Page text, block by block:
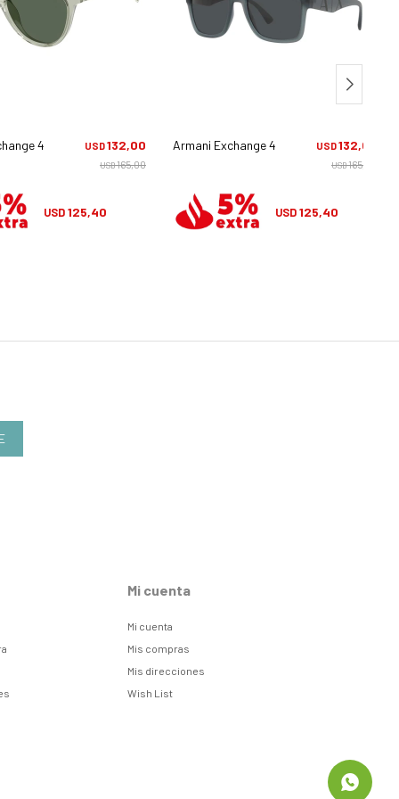
4148su - 836071
USD132,00
USD165,00
USD125,40
Armani Exchange 4113s - 816587
USD132,00
USD165,00
USD125,40
Mi cuenta
Mi cuenta
Mis compras
Mis direcciones
Wish List